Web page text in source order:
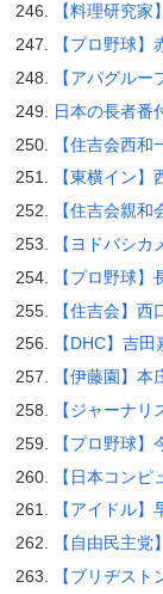
【料理研究家
【プロ野球】
【アパグル
日本の長者番
【住吉会西和
【東横イン】
【住吉会親和
【ヨドバシカ
【プロ野球】
【住吉会】
【DHC】吉田
【伊藤園】本
【ジャーナ
【プロ野球】
【日本コン
【アイドル】
【自由民主党
【ブリヂス